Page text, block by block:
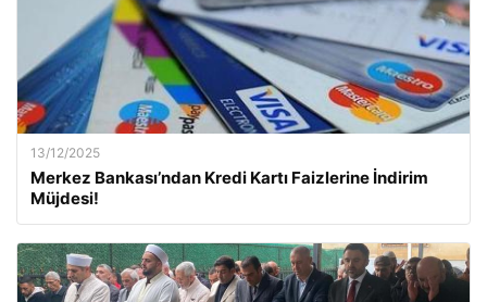
13/12/2025
Merkez Bankası’ndan Kredi Kartı Faizlerine İndirim
Müjdesi!